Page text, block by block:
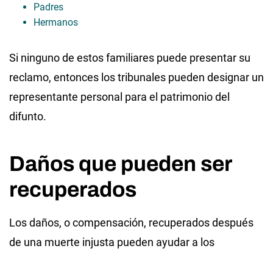
Padres
Hermanos
Si ninguno de estos familiares puede presentar su
reclamo, entonces los tribunales pueden designar un
representante personal para el patrimonio del
difunto.
Daños que pueden ser
recuperados
Los daños, o compensación, recuperados después
de una muerte injusta pueden ayudar a los